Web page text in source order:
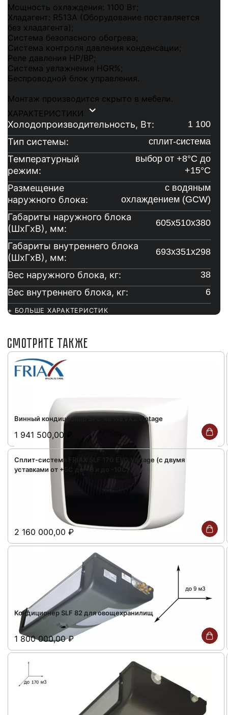
Мощность охлаждения: 1100 Вт;
Хладагент: R513A (Оборудование поставляется
без хладагента);
Система безопасного обогрева;
Система контроля давления конденсации;
Реле давления HP/BP;
Система увлажнения HGR%;
Беспроводной блок управления.
Монтаж производится скрыто в мебели.
ХАРАКТЕРИСТИКИ
Холодопроизводительность, Вт: 1 100
Тип системы: сплит-система
Температурный
режим:
выбор от +8°C до
+15°C
Размещение
наружного блока:
с водяным
охлаждением (GCW)
Габариты наружного блока
(ШxГxВ), мм:
605х510х380
Габариты внутреннего блока
(ШxГxВ), мм:
693х351х298
Вес наружного блока, кг: 38
Вес внутреннего блока, кг: 6
+ БОЛЬШЕ ХАРАКТЕРИСТИК
СМОТРИТЕ ТАКЖЕ
Винный кондиционер SPC 48 WEVX2 Vintage
1 941 500,00
Сплит-система FRIAX SLF 170 EVG Vintage (с двумя
уставками от +5С до +8 и до -10С)
2 160 000,00 ₽
Кондиционер SLF 82 для овощехранилищ
1 800 000,00₽